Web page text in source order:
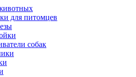
для питомцев
собак